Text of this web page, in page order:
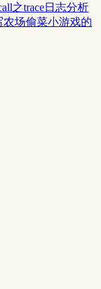
之trace日志分析
农场偷菜小游戏的